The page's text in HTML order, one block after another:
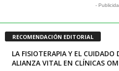
-
RECOMENDACIÓN EDITORIAL
LA FISIOTERAPIA Y EL CUIDADO
ALIANZA VITAL EN CLÍNICAS OM